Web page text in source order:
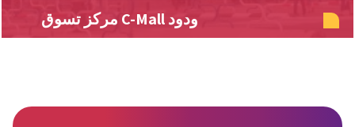
مركز تسوق C-Mall ودود